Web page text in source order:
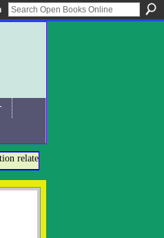
related to OBO, please contact:-